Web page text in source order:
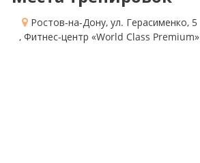
Ростов-на-Дону, ул. Герасименко, 5
, Фитнес-центр «World Class Premium»